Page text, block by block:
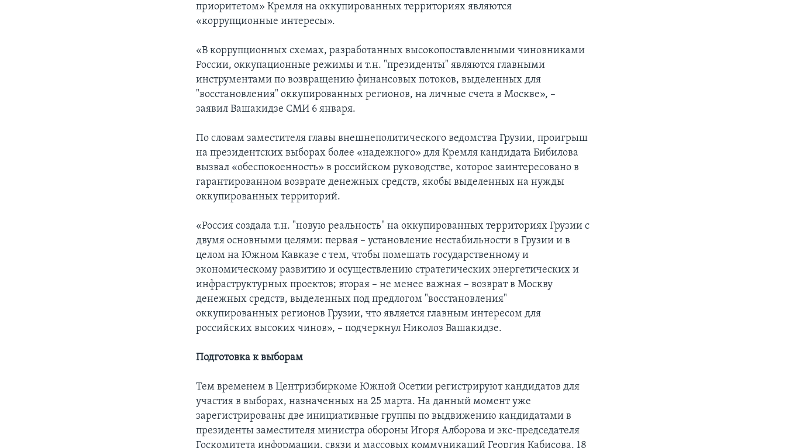
приоритетом» Кремля на оккупированных территориях являются
«коррупционные интересы».
«В коррупционных схемах, разработанных высокопоставленными чиновниками
России, оккупационные режимы и т.н. "президенты" являются главными
инструментами по возвращению финансовых потоков, выделенных для
"восстановления" оккупированных регионов, на личные счета в Москве», –
заявил Вашакидзе СМИ 6 января.
По словам заместителя главы внешнеполитического ведомства Грузии, проигрыш
на президентских выборах более «надежного» для Кремля кандидата Бибилова
вызвал «обеспокоенность» в российском руководстве, которое заинтересовано в
гарантированном возврате денежных средств, якобы выделенных на нужды
оккупированных территорий.
«Россия создала т.н. "новую реальность" на оккупированных территориях Грузии с
двумя основными целями: первая – установление нестабильности в Грузии и в
целом на Южном Кавказе с тем, чтобы помешать государственному и
экономическому развитию и осуществлению стратегических энергетических и
инфраструктурных проектов; вторая – не менее важная – возврат в Москву
денежных средств, выделенных под предлогом "восстановления"
оккупированных регионов Грузии, что является главным интересом для
российских высоких чинов», – подчеркнул Николоз Вашакидзе.
Подготовка к выборам
Тем временем в Центризбиркоме Южной Осетии регистрируют кандидатов для
участия в выборах, назначенных на 25 марта. На данный момент уже
зарегистрированы две инициативные группы по выдвижению кандидатами в
президенты заместителя министра обороны Игоря Алборова и экс-председателя
Госкомитета информации, связи и массовых коммуникаций Георгия Кабисова. 18